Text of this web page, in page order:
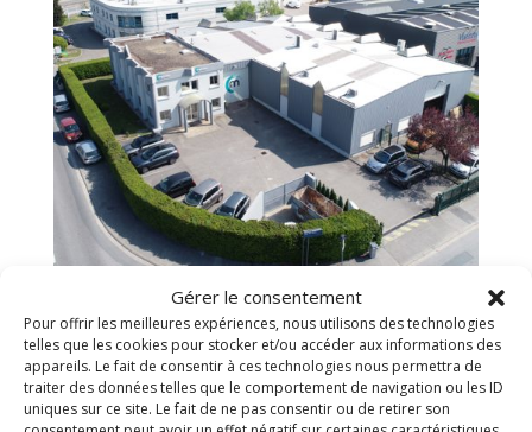
Gérer le consentement
Pour offrir les meilleures expériences, nous utilisons des technologies
telles que les cookies pour stocker et/ou accéder aux informations des
appareils. Le fait de consentir à ces technologies nous permettra de
traiter des données telles que le comportement de navigation ou les ID
uniques sur ce site. Le fait de ne pas consentir ou de retirer son
Enclos tri sélectif
parEWD|Juin 21, 2023|Non classé
Au sein de notre entreprise nous avons mis en place
un enclos dédié au tri sélectif.